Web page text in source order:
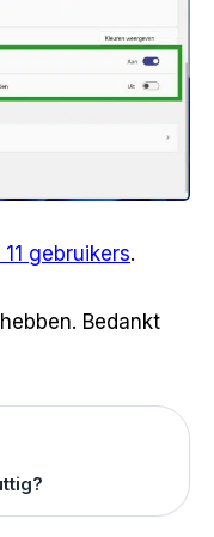
gebruikers.
Bedankt